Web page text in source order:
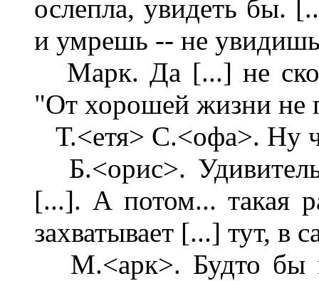
ослепла, увидеть бы.
и умрешь -- не
Марк. Да [...] не
"От хорошей жизни не
Т.<етя> С.<офа>. Ну
Б.<орис>.
[...]. А потом... такая
захватывает [...] тут, в
М.<арк>. Будто бы